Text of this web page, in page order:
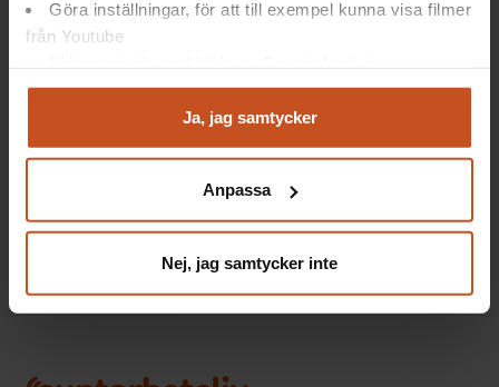
Göra inställningar, för att till exempel kunna visa filmer
från Youtube
Analysera trafik för att kunna visa riktad information
Du kan när som helst återta ditt godkännande genom att
integritet@suntarbetsliv.se.
Ja, jag samtycker
Anpassa
Nej, jag samtycker inte
Så gör andra
Stötta riskgrupper – få en friskare
arbetsplats
SAM